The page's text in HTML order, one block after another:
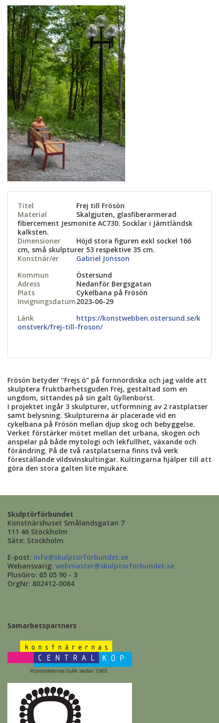
Titel
Frej till Frösön
Material
Skalgjuten, glasfiberarmerad
fibercement Jesmonite AC730. Socklar i Jämtländsk
kalksten.
Dimensioner
Höjd stora figuren exkl sockel 166
cm, små skulpturer 53 respektive 35 cm.
Konstnär/er
Gabriel Jonsson
Kommun
Östersund
Adress
Nedanför Bergsgatan
Plats
Cykelbana på Frösön
Invigningsdatum2023-06-29
Länk
https://konstwebben.ostersund.se/k
onstverk/frej-till-froson/
Frösön betyder “Frejs ö” på fornnordiska och jag valde att
skulptera fruktbarhetsguden Frej, gestaltad som en
ungdom, sittandes på sin galt Gyllenborst.
I projektet ingår 3 skulpturer, utformning av 2 rastplatser
samt belysning. Skulpturerna är placerade vid en
cykelbana på Frösön mellan djup skog och bebyggelse.
Verket förstärker mötet mellan det urbana, skogen och
anspelar på både mytologi och lekfullhet, växande och
förändring. På de två rastplatserna finns två verk
föreställande vildsvinskultingar. Kultingarna hjälper till att
göra den stora galten lite mjukare.
Skulptörförbundet
Konstnärshuset Smålandsgatan 7
111 46 Stockholm
Säte: Stockholm
E-post: info@skulptorforbundet.se
Webansvarig: webmaster@skulptorforbundet.se
PlusGiro: 65 05 90 - 3
OrgNr: 802412-0084
Samarbetspartners